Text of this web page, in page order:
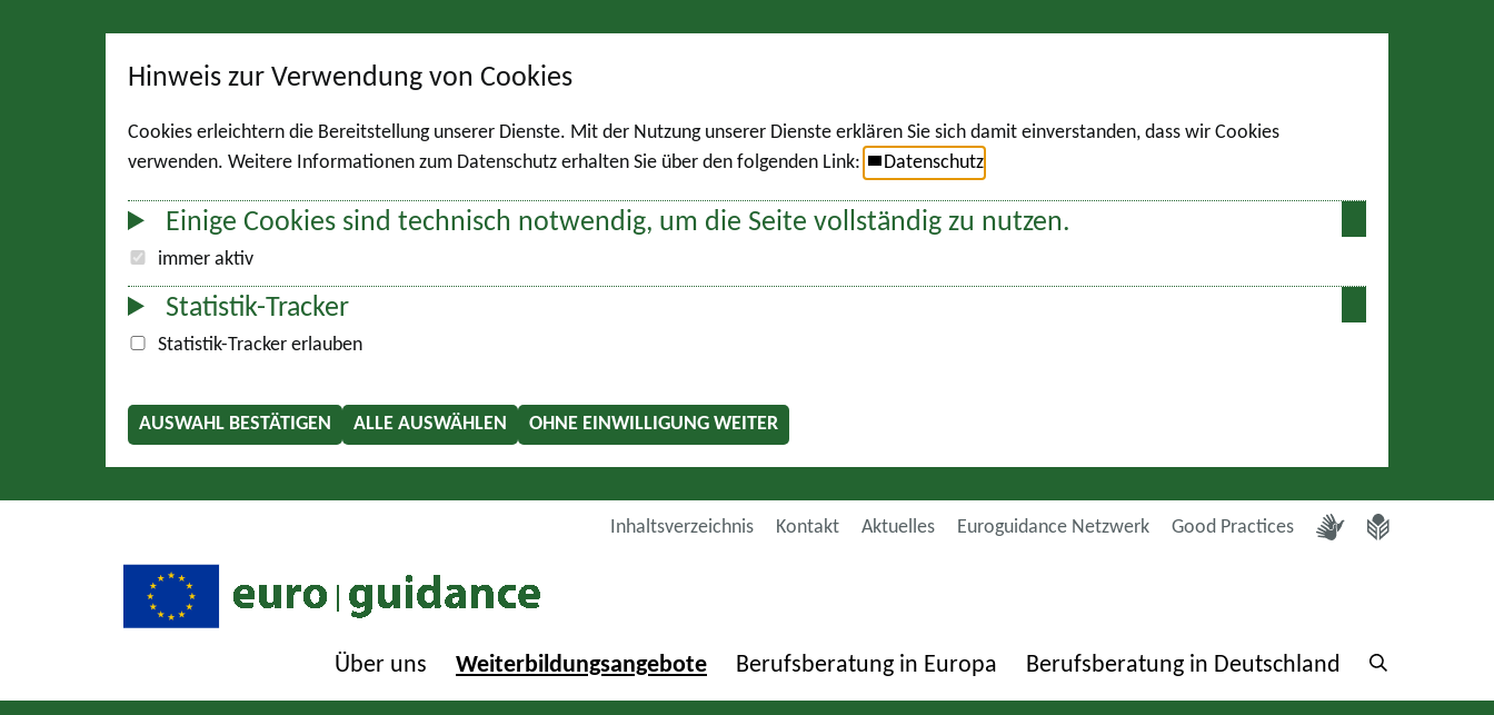
Hinweis zur Verwendung von Cookies
Cookies erleichtern die Bereitstellung unserer Dienste. Mit der Nutzung unserer Dienste erklären Sie sich damit einverstanden, dass wir Cookies
verwenden. Weitere Informationen zum Datenschutz erhalten Sie über den folgenden Link:
Datenschutz
Einige Cookies sind technisch notwendig, um die Seite vollständig zu nutzen.
immer aktiv
Statistik-Tracker
Statistik-Tracker erlauben
AUSWAHL BESTÄTIGEN ALLE AUSWÄHLEN OHNE EINWILLIGUNG WEITER
Inhaltsverzeichnis Kontakt Aktuelles Euroguidance Netzwerk Good Practices
Über uns Weiterbildungsangebote Berufsberatung in Europa Berufsberatung in Deutschland